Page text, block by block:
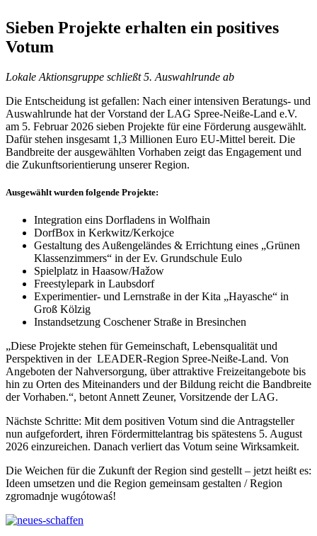
Sieben Projekte erhalten ein positives
Votum
Lokale Aktionsgruppe schließt 5. Auswahlrunde ab
Die Entscheidung ist gefallen: Nach einer intensiven Beratungs- und
Auswahlrunde hat der Vorstand der LAG Spree-Neiße-Land e.V.
am 5. Februar 2026 sieben Projekte für eine Förderung ausgewählt.
Dafür stehen insgesamt 1,3 Millionen Euro EU-Mittel bereit. Die
Bandbreite der ausgewählten Vorhaben zeigt das Engagement und
die Zukunftsorientierung unserer Region.
Ausgewählt wurden folgende Projekte:
Integration eins Dorfladens in Wolfhain
DorfBox in Kerkwitz/Kerkojce
Gestaltung des Außengeländes & Errichtung eines „Grünen
Klassenzimmers“ in der Ev. Grundschule Eulo
Spielplatz in Haasow/Hažow
Freestylepark in Laubsdorf
Experimentier- und Lernstraße in der Kita „Hayasche“ in
Groß Kölzig
Instandsetzung Coschener Straße in Bresinchen
„Diese Projekte stehen für Gemeinschaft, Lebensqualität und
Perspektiven in der LEADER-Region Spree-Neiße-Land. Von
Angeboten der Nahversorgung, über attraktive Freizeitangebote bis
hin zu Orten des Miteinanders und der Bildung reicht die Bandbreite
der Vorhaben.“, betont Annett Zeuner, Vorsitzende der LAG.
Nächste Schritte: Mit dem positiven Votum sind die Antragsteller
nun aufgefordert, ihren Fördermittelantrag bis spätestens 5. August
2026 einzureichen. Danach verliert das Votum seine Wirksamkeit.
Die Weichen für die Zukunft der Region sind gestellt – jetzt heißt es:
Ideen umsetzen und die Region gemeinsam gestalten / Region
zgromadnje wugótowaś!